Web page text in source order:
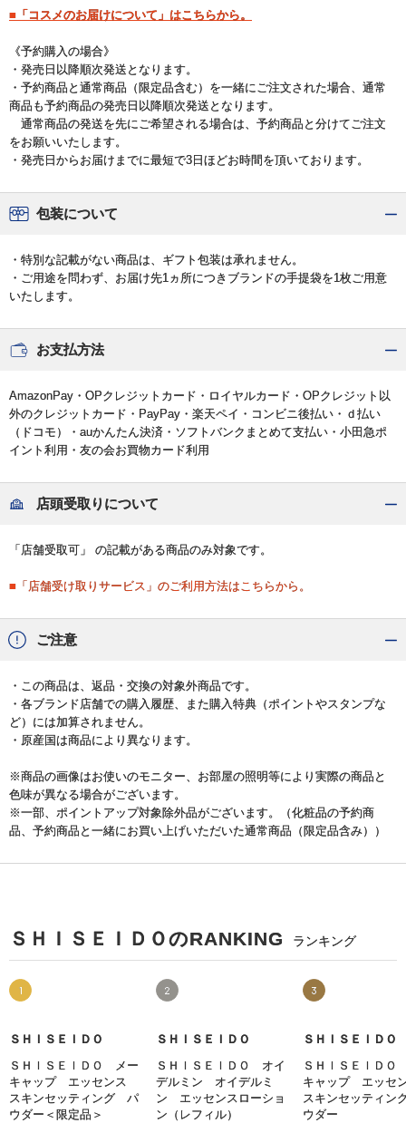
■「コスメのお届けについて」はこちらから。
《予約購入の場合》
・発売日以降順次発送となります。
・予約商品と通常商品（限定品含む）を一緒にご注文された場合、通常
商品も予約商品の発売日以降順次発送となります。
通常商品の発送を先にご希望される場合は、予約商品と分けてご注文
をお願いいたします。
・発売日からお届けまでに最短で3日ほどお時間を頂いております。
包装について
・特別な記載がない商品は、ギフト包装は承れません。
・ご用途を問わず、お届け先1ヵ所につきブランドの手提袋を1枚ご用意
いたします。
お支払方法
AmazonPay・OPクレジットカード・ロイヤルカード・OPクレジット以
外のクレジットカード・PayPay・楽天ペイ・コンビニ後払い・ｄ払い
（ドコモ）・auかんたん決済・ソフトバンクまとめて支払い・小田急ポ
イント利用・友の会お買物カード利用
店頭受取りについて
「店舗受取可」 の記載がある商品のみ対象です。
■「店舗受け取りサービス」のご利用方法はこちらから。
ご注意
・この商品は、返品・交換の対象外商品です。
・各ブランド店舗での購入履歴、また購入特典（ポイントやスタンプな
ど）には加算されません。
・原産国は商品により異なります。
※商品の画像はお使いのモニター、お部屋の照明等により実際の商品と
色味が異なる場合がございます。
※一部、ポイントアップ対象除外品がございます。（化粧品の予約商
品、予約商品と一緒にお買い上げいただいた通常商品（限定品含み））
ＳＨＩＳＥＩＤＯのRANKING ランキング
1
ＳＨＩＳＥＩＤＯ
ＳＨＩＳＥＩＤＯ メー
キャップ エッセンス
スキンセッティング パ
ウダー＜限定品＞
2
ＳＨＩＳＥＩＤＯ
ＳＨＩＳＥＩＤＯ オイ
デルミン オイデルミ
ン エッセンスローショ
ン（レフィル）
3
ＳＨＩＳＥＩＤＯ
ＳＨＩＳＥＩＤ
キャップ エッ
スキンセッティ
ウダー